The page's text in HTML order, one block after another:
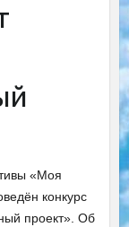
«Моя
конкурс
проект». Об